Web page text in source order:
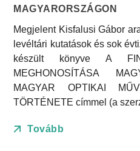
MAGYARORSZÁGON
Megjelent Kisfalusi Gábor
levéltári kutatások és sok
készült könyve A
MEGHONOSÍTÁSA
MAGYAR OPTIKAI
TÖRTÉNETE címmel (a
Tovább